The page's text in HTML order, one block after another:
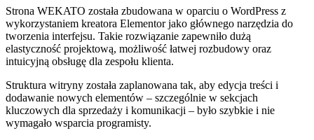
Strona WEKATO została zbudowana w oparciu o WordPress z
wykorzystaniem kreatora Elementor jako głównego narzędzia do
tworzenia interfejsu. Takie rozwiązanie zapewniło dużą
elastyczność projektową, możliwość łatwej rozbudowy oraz
intuicyjną obsługę dla zespołu klienta.
Struktura witryny została zaplanowana tak, aby edycja treści i
dodawanie nowych elementów – szczególnie w sekcjach
kluczowych dla sprzedaży i komunikacji – było szybkie i nie
wymagało wsparcia programisty.